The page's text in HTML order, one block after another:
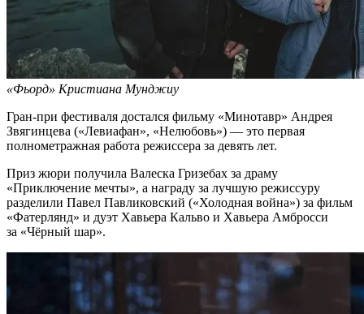
«Фьорд» Кристиана Мунджиу
Гран-при фестиваля достался фильму «Минотавр» Андрея
Звягинцева («Левиафан», «Нелюбовь») — это первая
полнометражная работа режиссера за девять лет.
Приз жюри получила Валеска Гризебах за драму
«Приключение мечты», а награду за лучшую режиссуру
разделили Павел Павликовский («Холодная война») за фильм
«Фатерлянд» и дуэт Хавьера Кальво и Хавьера Амбросси
за «Чёрный шар».